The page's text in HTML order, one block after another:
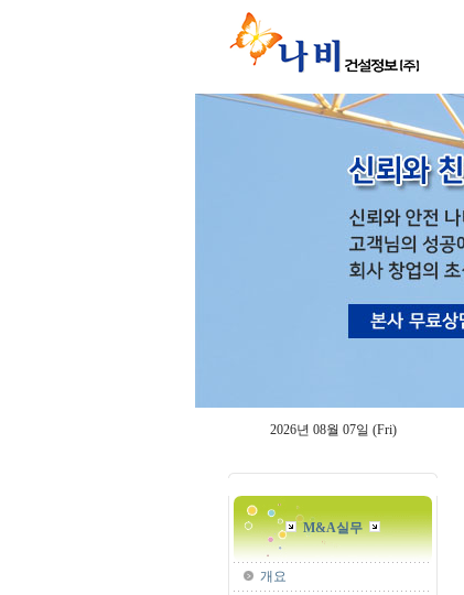
2026년 08월 07일 (Fri)
M&A실무
개요